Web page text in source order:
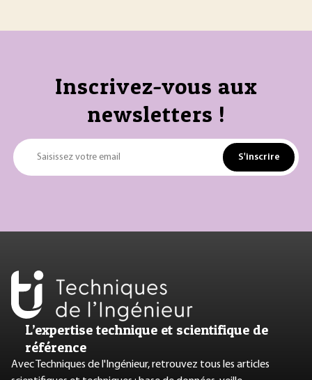
Inscrivez-vous aux
newsletters !
Saisissez votre email S'inscrire
L’expertise technique et scientifique de
référence
Avec Techniques de l'Ingénieur, retrouvez tous les articles